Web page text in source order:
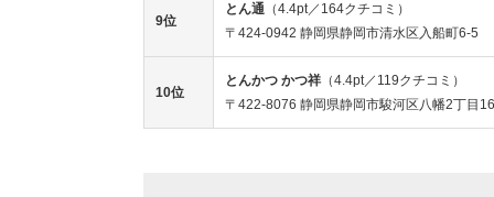
9位
とん通 （4.4pt／164クチコミ）
〒424-0942 静岡県静岡市清水区入船町6-5
10位
とんかつ かつ祥 （4.4pt／119クチコミ）
〒422-8076 静岡県静岡市駿河区八幡2丁目